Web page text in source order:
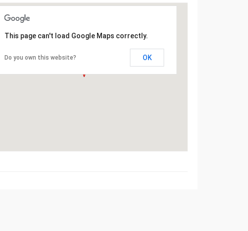
This page can't load Google Maps correctly.
Do you own this website? OK